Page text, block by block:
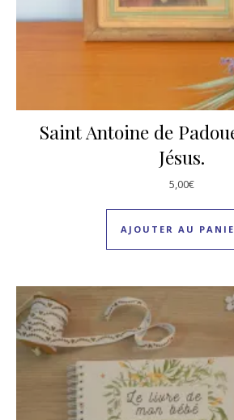
Saint Antoine de
Jésus.
5,00€
AJOUTER AU